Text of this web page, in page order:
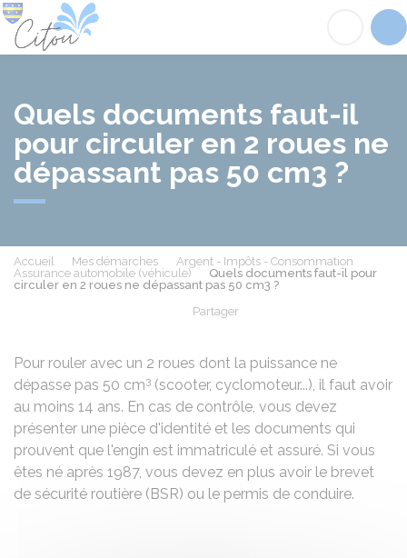
Quels documents faut-il
pour circuler en 2 roues ne
dépassant pas 50 cm3 ?
Accueil Mes démarches
Argent - Impôts - Consommation
Assurance automobile (véhicule)
Quels documents faut-il pour
circuler en 2 roues ne dépassant pas 50 cm3 ?
Partager
Pour rouler avec un 2 roues dont la puissance ne
dépasse pas 50 cm3 (scooter, cyclomoteur...), il faut avoir
au moins 14 ans. En cas de contrôle, vous devez
présenter une pièce d'identité et les documents qui
prouvent que l'engin est immatriculé et assuré. Si vous
êtes né après 1987, vous devez en plus avoir le brevet
de sécurité routière (BSR) ou le permis de conduire.